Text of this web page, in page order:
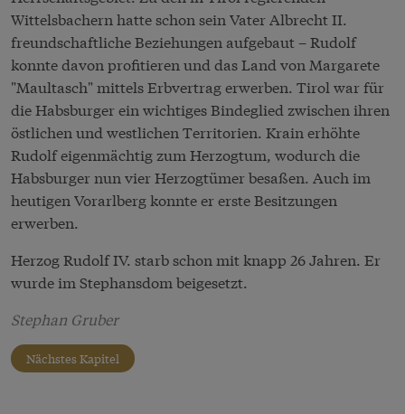
Wittelsbachern hatte schon sein Vater Albrecht II.
freundschaftliche Beziehungen aufgebaut – Rudolf
konnte davon profitieren und das Land von Margarete
"Maultasch" mittels Erbvertrag erwerben. Tirol war für
die Habsburger ein wichtiges Bindeglied zwischen ihren
östlichen und westlichen Territorien. Krain erhöhte
Rudolf eigenmächtig zum Herzogtum, wodurch die
Habsburger nun vier Herzogtümer besaßen. Auch im
heutigen Vorarlberg konnte er erste Besitzungen
erwerben.
Herzog Rudolf IV. starb schon mit knapp 26 Jahren. Er
wurde im Stephansdom beigesetzt.
Stephan Gruber
Nächstes Kapitel